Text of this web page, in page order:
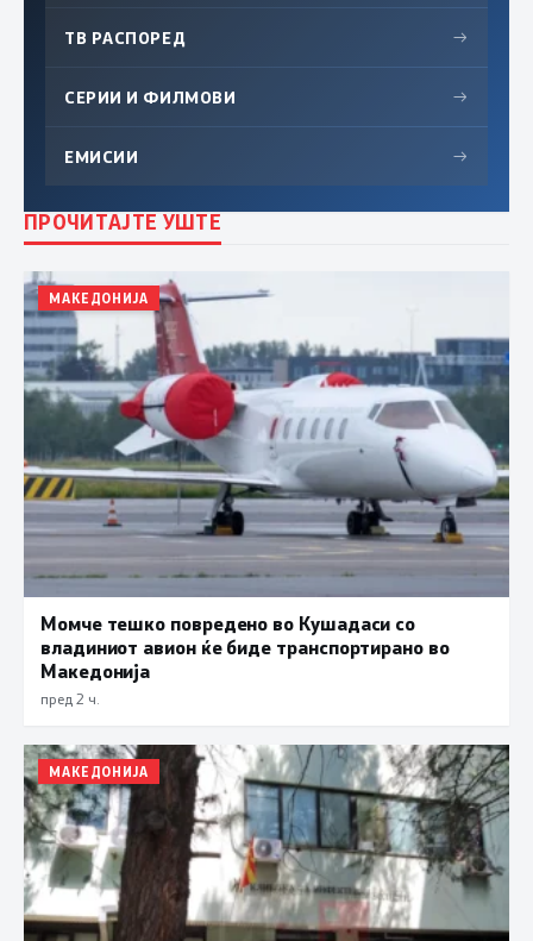
ТВ РАСПОРЕД →
СЕРИИ И ФИЛМОВИ →
ЕМИСИИ →
ПРОЧИТАЈТЕ УШТЕ
МАКЕДОНИЈА
Момче тешко повредено во Кушадаси со
владиниот авион ќе биде транспортирано во
Македонија
пред 2 ч.
МАКЕДОНИЈА